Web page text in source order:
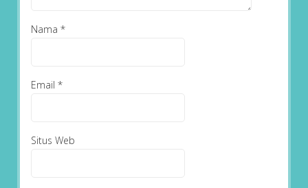
Nama *
Email *
Situs Web